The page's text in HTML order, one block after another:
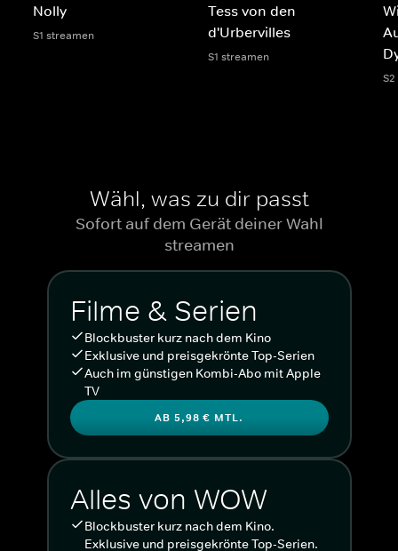
Nolly
S1 streamen
Tess von den
d'Urbervilles
S1 streamen
Wähl, was zu dir passt
Sofort auf dem Gerät deiner Wahl
streamen
Filme & Serien
Blockbuster kurz nach dem Kino
Exklusive und preisgekrönte Top-Serien
Auch im günstigen Kombi-Abo mit Apple
TV
AB 5,98 € MTL.
Alles von WOW
Blockbuster kurz nach dem Kino.
Exklusive und preisgekrönte Top-Serien.